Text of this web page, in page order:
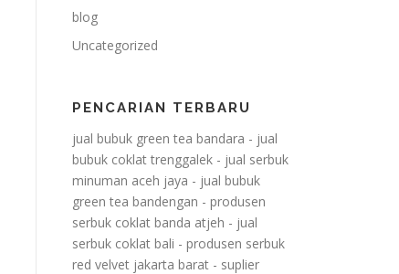
blog
Uncategorized
PENCARIAN TERBARU
jual bubuk green tea bandara - jual
bubuk coklat trenggalek - jual serbuk
minuman aceh jaya - jual bubuk
green tea bandengan - produsen
serbuk coklat banda atjeh - jual
serbuk coklat bali - produsen serbuk
red velvet jakarta barat - suplier